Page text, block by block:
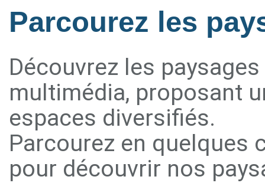
Parcourez les
Découvrez les
multimédia, proposant
espaces diversifiés.
Parcourez en quelques
pour découvrir nos